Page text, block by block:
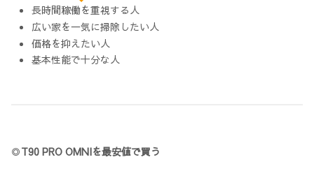
長時間稼働を重視する人
広い家を一気に掃除したい人
価格を抑えたい人
基本性能で十分な人
◎T90 PRO OMNIを最安値で買う